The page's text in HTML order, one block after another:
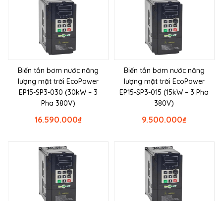
Biến tần bơm nước năng
lượng mặt trời EcoPower
EP15-SP3-030 (30kW – 3
Pha 380V)
₫
16.590.000
Biến tần bơm nước năng
lượng mặt trời EcoPower
EP15-SP3-015 (15kW – 3 Pha
380V)
₫
9.500.000